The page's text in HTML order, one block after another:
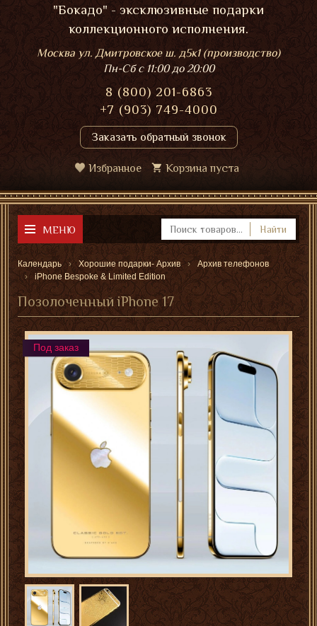
"Бокадо" - эксклюзивные подарки
коллекционного исполнения.
Москва ул. Дмитровское ш. д5к1 (производство)
Пн-Сбс 11:00 до 20:00
8 (800) 201-6863
+7 (903) 749-4000
Заказать обратный звонок
Избранное Корзина пуста
МЕНЮ Найти
Календарь Хорошие подарки- Архив
Архив телефонов
iPhone Bespoke & Limited Edition
Позолоченный iPhone 17
Под заказ